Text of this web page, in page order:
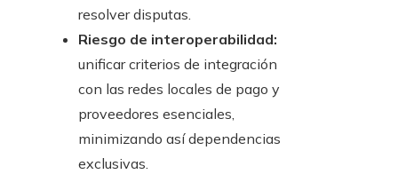
resolver disputas.
Riesgo de interoperabilidad:
unificar criterios de integración
con las redes locales de pago y
proveedores esenciales,
minimizando así dependencias
exclusivas.